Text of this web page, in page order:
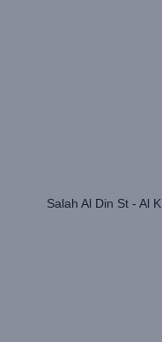
Salah Al Din St - Al